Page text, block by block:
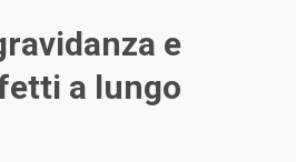
e
a lungo